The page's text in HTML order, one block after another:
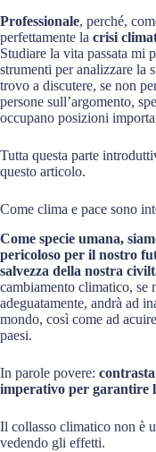
Professionale, perché,
perfettamente la crisi
Studiare la vita passata mi
strumenti per analizzare la
trovo a discutere, se non
persone sull’argomento,
occupano posizioni
Tutta questa parte
questo articolo.
Come clima e pace sono
Come specie umana,
pericoloso per il nostro
salvezza della nostra
cambiamento climatico, se
adeguatamente, andrà ad
mondo, così come ad
paesi.
In parole povere:
imperativo per garantire
Il collasso climatico non è
vedendo gli effetti.